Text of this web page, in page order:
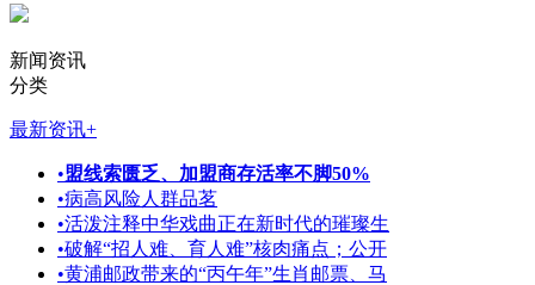
新闻资讯
分类
最新资讯+
•盟线索匮乏、加盟商存活率不脚50%
•病高风险人群品茗
•活泼注释中华戏曲正在新时代的璀璨生
•破解“招人难、育人难”核肉痛点；公开
•黄浦邮政带来的“丙午年”生肖邮票、马